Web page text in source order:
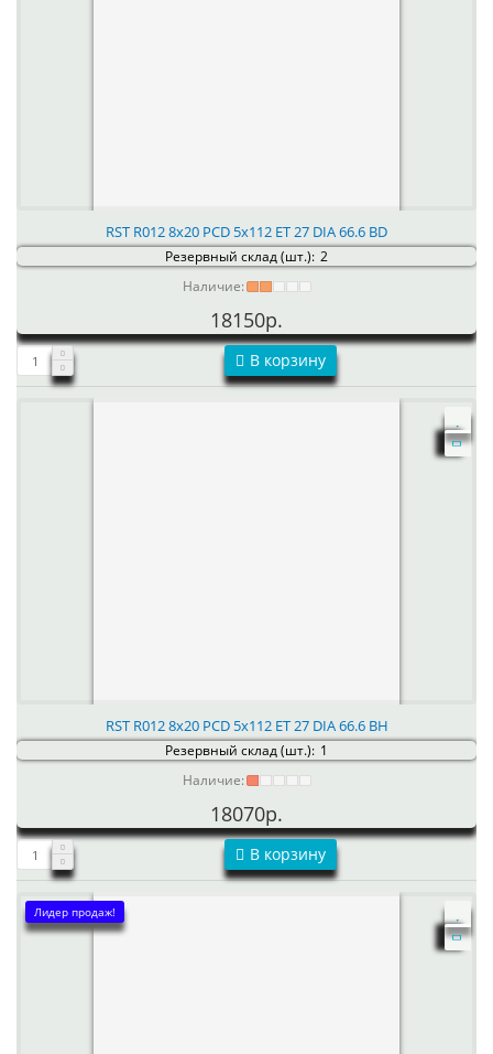
RST R012 8x20 PCD 5x112 ET 27 DIA 66.6 BD
Резервный склад (шт.): 2
Наличие:
18150р.
В корзину
RST R012 8x20 PCD 5x112 ET 27 DIA 66.6 BH
Резервный склад (шт.): 1
Наличие:
18070р.
В корзину
Лидер продаж!